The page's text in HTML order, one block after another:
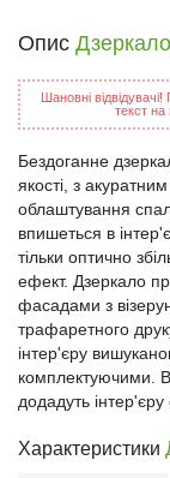
Опис
Шановні
текст на
Бездоганне
якості, з
облаштування
впишеться в
тільки оптично
ефект. Дзеркало
фасадами з
трафаретного
інтер'єру
комплектуючими.
додадуть інтер'єру
Характеристики